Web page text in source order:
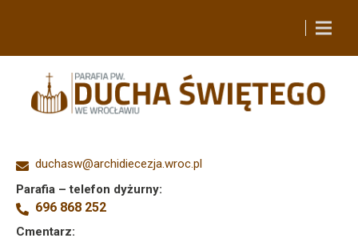
duchasw@archidiecezja.wroc.pl
Parafia – telefon dyżurny:
696 868 252
Cmentarz: